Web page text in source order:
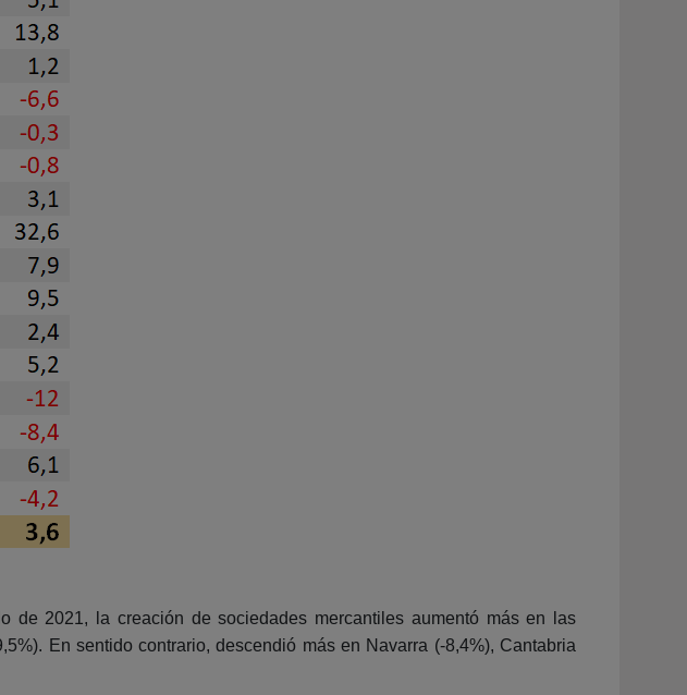
de 2021, la creación de sociedades mercantiles aumentó más en las
En sentido contrario, descendió más en Navarra (-8,4%), Cantabria